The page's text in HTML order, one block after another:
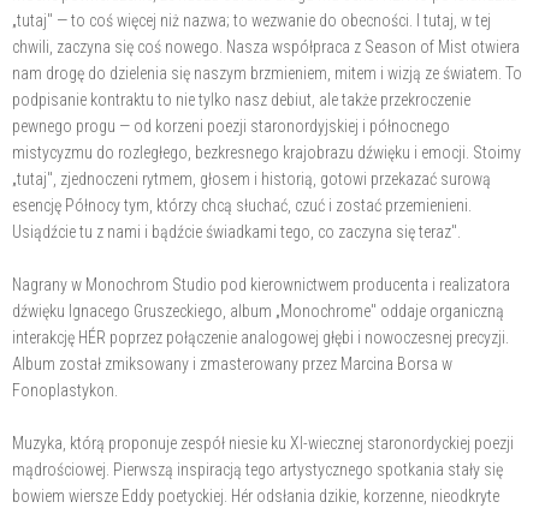
„tutaj" — to coś więcej niż nazwa; to wezwanie do obecności. I tutaj, w tej
chwili, zaczyna się coś nowego. Nasza współpraca z Season of Mist otwiera
nam drogę do dzielenia się naszym brzmieniem, mitem i wizją ze światem. To
podpisanie kontraktu to nie tylko nasz debiut, ale także przekroczenie
pewnego progu — od korzeni poezji staronordyjskiej i północnego
mistycyzmu do rozległego, bezkresnego krajobrazu dźwięku i emocji. Stoimy
„tutaj", zjednoczeni rytmem, głosem i historią, gotowi przekazać surową
esencję Północy tym, którzy chcą słuchać, czuć i zostać przemienieni.
Usiądźcie tu z nami i bądźcie świadkami tego, co zaczyna się teraz".
Nagrany w Monochrom Studio pod kierownictwem producenta i realizatora
dźwięku Ignacego Gruszeckiego, album „Monochrome" oddaje organiczną
interakcję HÉR poprzez połączenie analogowej głębi i nowoczesnej precyzji.
Album został zmiksowany i zmasterowany przez Marcina Borsa w
Fonoplastykon.
Muzyka, którą proponuje zespół niesie ku XI-wiecznej staronordyckiej poezji
mądrościowej. Pierwszą inspiracją tego artystycznego spotkania stały się
bowiem wiersze Eddy poetyckiej. Hér odsłania dzikie, korzenne, nieodkryte